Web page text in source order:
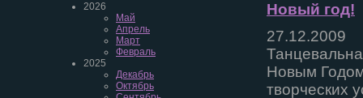
2026
Май
Апрель
Март
Февраль
2025
Декабрь
Октябрь
Новый год!
27.12.2009
Новым
творческих